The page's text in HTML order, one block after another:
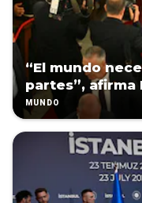
“El mundo
partes”, afirma
MUNDO